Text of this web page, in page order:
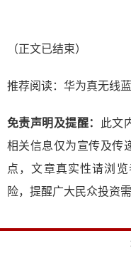
（正文已结束）
推荐阅读： 华为真无线
免责声明及提醒：
此文
相关信息仅为宣传及传
点，文章真实性请浏
险，提醒广大民众投资需